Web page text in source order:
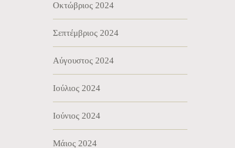
Οκτώβριος 2024
Σεπτέμβριος 2024
Αύγουστος 2024
Ιούλιος 2024
Ιούνιος 2024
Μάιος 2024